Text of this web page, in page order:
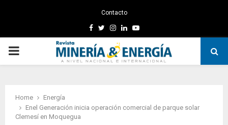
Contacto
Facebook
TwitterInstagram
LinkedinYoutube
PRIMARY
Home
Energía
Enel Generación inicia operación comercial de parque solar
Clemesí en Moquegua